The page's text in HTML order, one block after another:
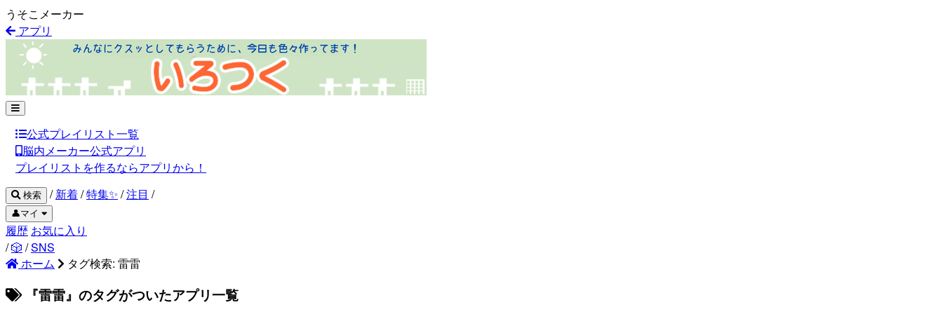
うそこメーカー
アプリ
公式プレイリスト一覧
脳内メーカー公式アプリ
プレイリストを作るならアプリから！
検索 / 新着/特集✨ /注目 /
👤マイ
履歴 お気に入り
/🎲 /SNS
ホーム
タグ検索: 雷雷
『雷雷』のタグがついたアプリ一覧